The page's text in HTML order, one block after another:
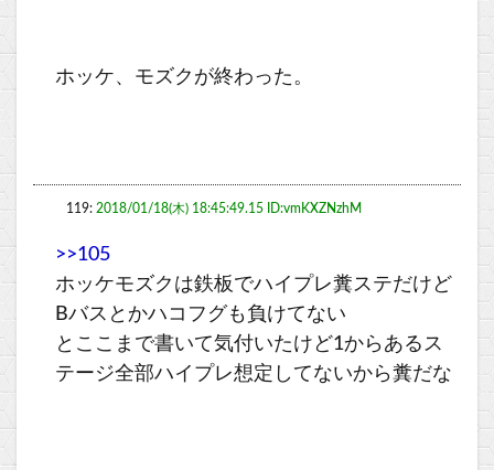
ホッケ、モズクが終わった。
119: 2018/01/18(木) 18:45:49.15 ID:vmKXZNzhM
>>105
ホッケモズクは鉄板でハイプレ糞ステだけど
Bバスとかハコフグも負けてない
とここまで書いて気付いたけど1からあるス
テージ全部ハイプレ想定してないから糞だな